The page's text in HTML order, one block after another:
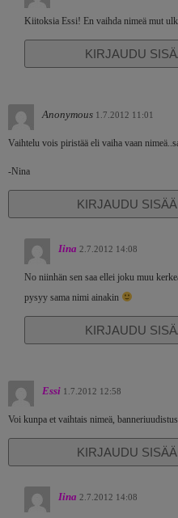
Kiitoksia Essi! En vaihda nimeä mut
KIRJAUDU
Anonymous 1.7.2012 11:01
Vaihtelu vois piristää eli vaiha vaan
-Nina
KIRJAUDU
Iina 2.7.2012 14:08
No niinhän sen saa ellei joku muu
pysyy sama nimi ainakin
KIRJAUDU
Essi 1.7.2012 12:58
Voi kunpa et vaihtais nimeä,
KIRJAUDU
Iina 2.7.2012 14:08